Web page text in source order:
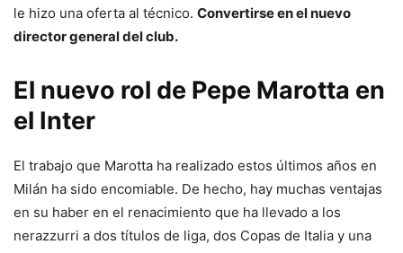
le hizo una oferta al técnico. Convertirse en el nuevo
director general del club.
El nuevo rol de Pepe Marotta en
el Inter
El trabajo que Marotta ha realizado estos últimos años en
Milán ha sido encomiable. De hecho, hay muchas ventajas
en su haber en el renacimiento que ha llevado a los
nerazzurri a dos títulos de liga, dos Copas de Italia y una